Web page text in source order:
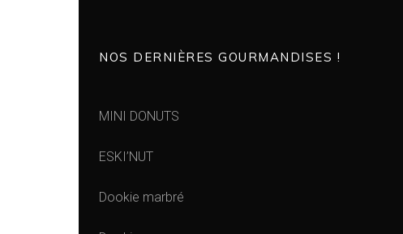
NOS DERNIÈRES GOURMANDISES !
MINI DONUTS
ESKI’NUT
Dookie marbré